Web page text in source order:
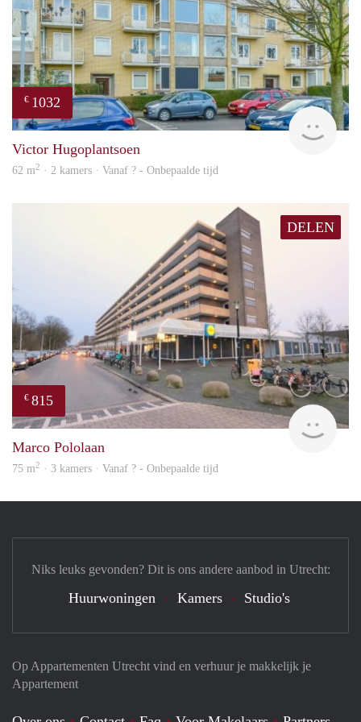
€ 1032
Victor Hugoplantsoen
62 m2 · 2 kamers · Vanaf ? - Onbepaalde tijd
DELEN
€ 815
Marco Pololaan
75 m2 · 3 kamers · Vanaf ? - Onbepaalde tijd
Op Appartementen Utrecht vind en verhuur je makkelijk je
Appartement
Niks leuks gevonden? Dit is ons andere aanbod in Utrecht:
Huurwoningen Kamers Studio's